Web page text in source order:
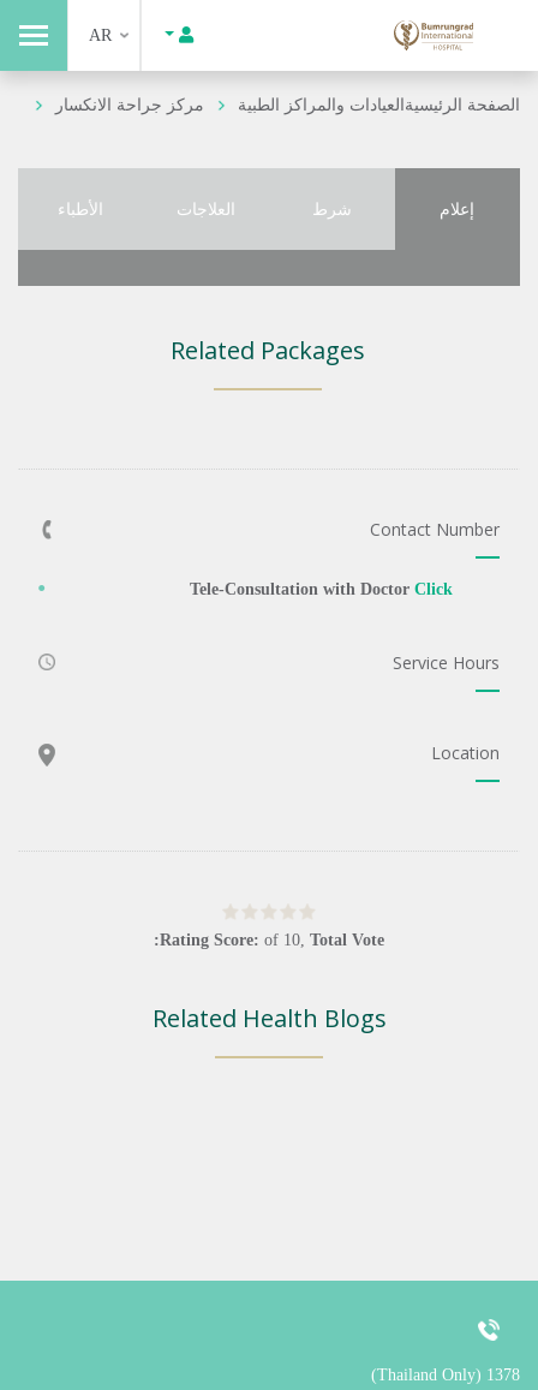
AR
الصفحة الرئيسيةالعيادات والمراكز الطبية مركز جراحة الانكسار
إعلام شرط العلاجات الأطباء
Related Packages
Contact Number
Tele-Consultation with Doctor Click
Service Hours
Location
Rating Score: of 10, Total Vote:
Related Health Blogs
1378 (Thailand Only)